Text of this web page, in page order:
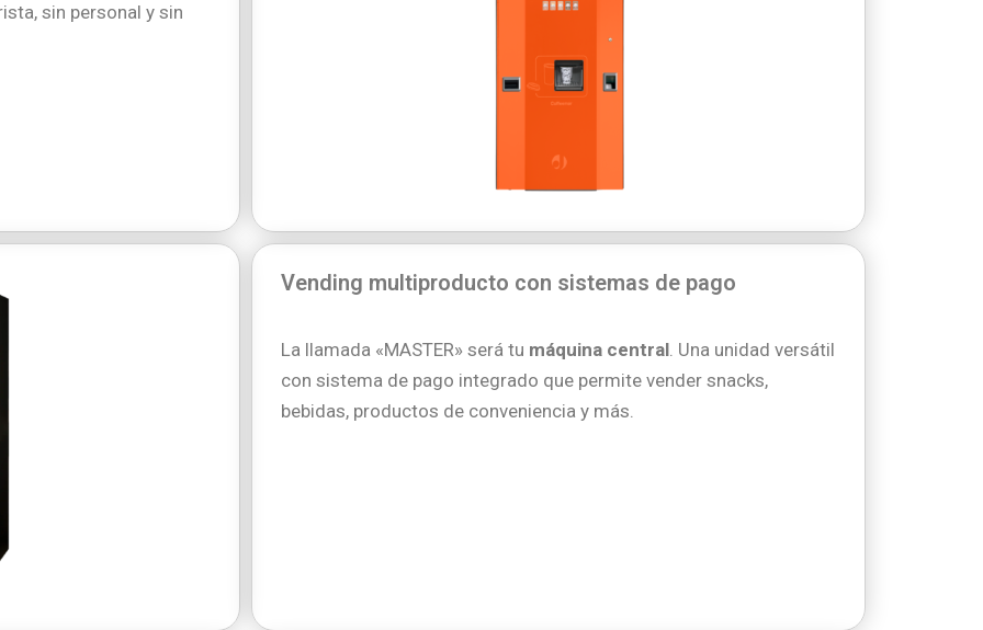
sin personal y sin
Vending multiproducto con sistemas de pago
La llamada «MASTER» será tu máquina central. Una unidad versátil
con sistema de pago integrado que permite vender snacks,
bebidas, productos de conveniencia y más.